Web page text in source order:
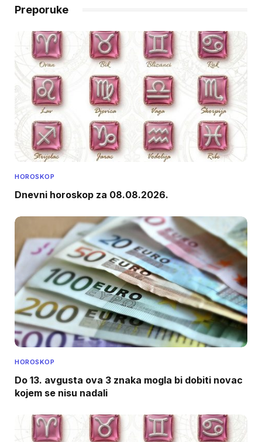
Preporuke
HOROSKOP
Dnevni horoskop za 08.08.2026.
HOROSKOP
Do 13. avgusta ova 3 znaka mogla bi dobiti novac
kojem se nisu nadali